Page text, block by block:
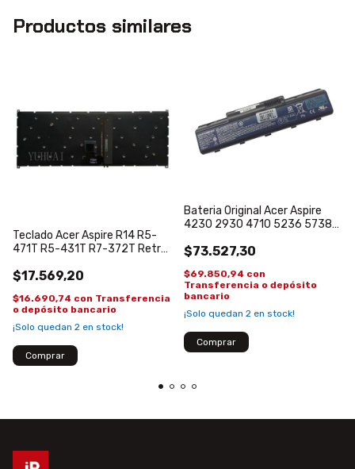
Productos similares
Teclado Acer Aspire R14 R5-
471T R5-431T R7-372T Retro
$17.569,20
$16.690,74 con Transferencia
o depósito bancario
¡Solo quedan 2 en stock!
Bateria Original Acer Aspire
4230 2930 4710 5236 5738
$73.527,30
$69.850,94 con
Transferencia o depósito
bancario
¡Solo quedan 2 en stock!